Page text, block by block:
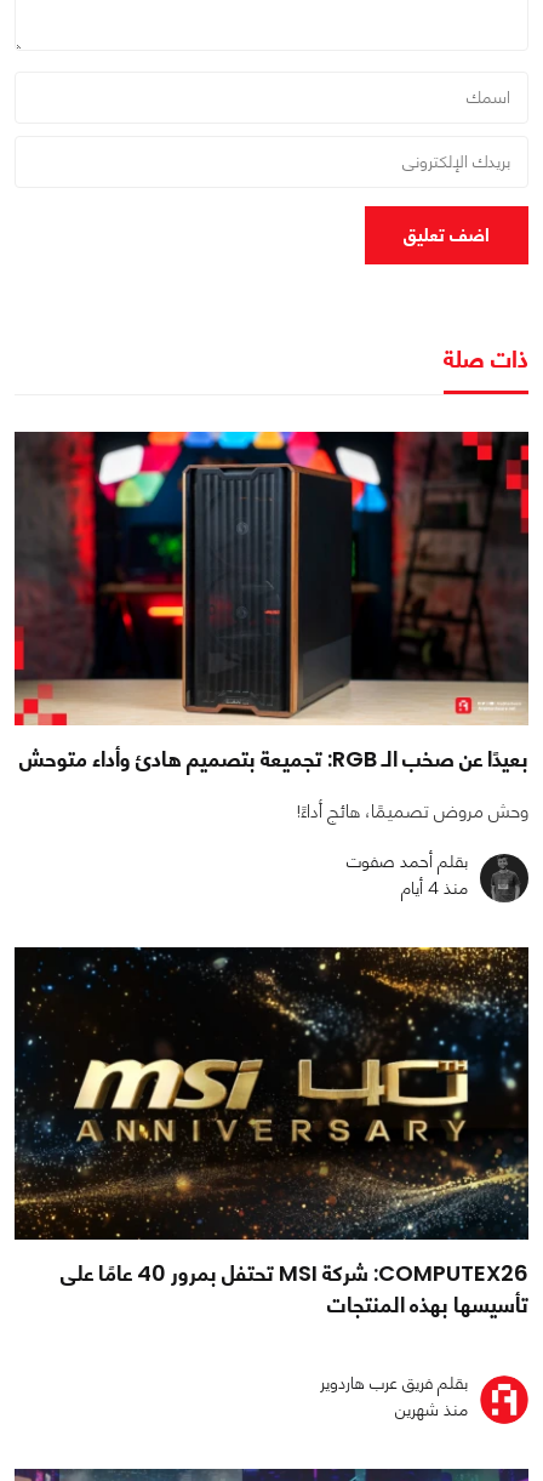
اضف تعليق
ذات صلة
بعيدًا عن صخب الـ RGB: تجميعة بتصميم هادئ وأداء متوحش
وحش مروض تصميمًا، هائج أداءً!
بقلم أحمد صفوت
منذ 4 أيام
COMPUTEX26: شركة MSI تحتفل بمرور 40 عامًا على
تأسيسها بهذه المنتجات
بقلم فريق عرب هاردوير
منذ شهرين